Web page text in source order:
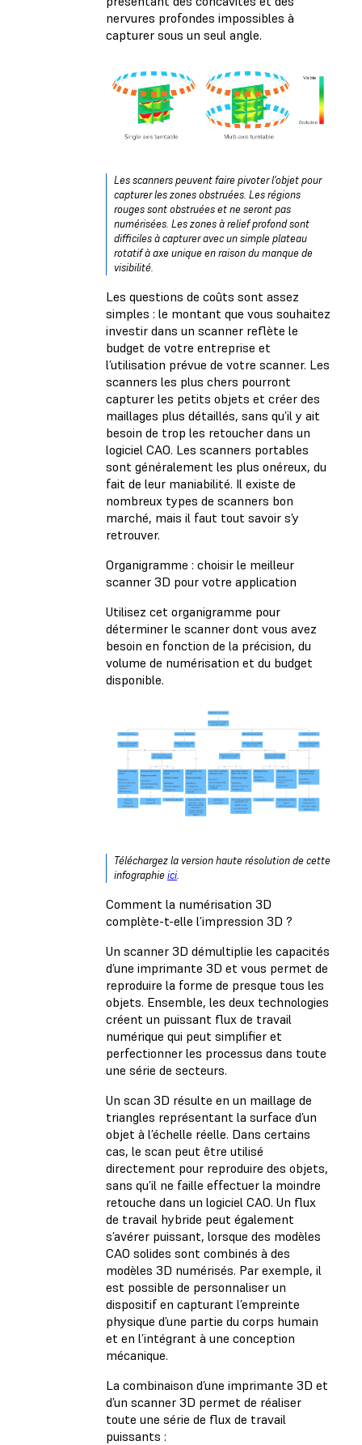
nervures profondes impossibles à
capturer sous un seul angle.
Les scanners peuvent faire pivoter l’objet pour
capturer les zones obstruées. Les régions
rouges sont obstruées et ne seront pas
numérisées. Les zones à relief profond sont
difficiles à capturer avec un simple plateau
rotatif à axe unique en raison du manque de
visibilité.
Les questions de coûts sont assez
simples : le montant que vous souhaitez
investir dans un scanner reflète le
budget de votre entreprise et
l’utilisation prévue de votre scanner. Les
scanners les plus chers pourront
capturer les petits objets et créer des
maillages plus détaillés, sans qu’il y ait
besoin de trop les retoucher dans un
logiciel CAO. Les scanners portables
sont généralement les plus onéreux, du
fait de leur maniabilité. Il existe de
nombreux types de scanners bon
marché, mais il faut tout savoir s’y
retrouver.
Organigramme : choisir le meilleur
scanner 3D pour votre application
Utilisez cet organigramme pour
déterminer le scanner dont vous avez
besoin en fonction de la précision, du
volume de numérisation et du budget
disponible.
Téléchargez la version haute résolution de cette
infographieici.
Comment la numérisation 3D
complète-t-elle l’impression 3D ?
Un scanner 3D démultiplie les capacités
d’une imprimante 3D et vous permet de
reproduire la forme de presque tous les
objets. Ensemble, les deux technologies
créent un puissant flux de travail
numérique qui peut simplifier et
perfectionner les processus dans toute
une série de secteurs.
Un scan 3D résulte en un maillage de
triangles représentant la surface d’un
objet à l’échelle réelle. Dans certains
cas, le scan peut être utilisé
directement pour reproduire des objets,
sans qu’il ne faille effectuer la moindre
retouche dans un logiciel CAO. Un flux
de travail hybride peut également
s’avérer puissant, lorsque des modèles
CAO solides sont combinés à des
modèles 3D numérisés. Par exemple, il
est possible de personnaliser un
dispositif en capturant l’empreinte
physique d’une partie du corps humain
et en l’intégrant à une conception
mécanique.
La combinaison d’une imprimante 3D et
d’un scanner 3D permet de réaliser
toute une série de flux de travail
puissants :